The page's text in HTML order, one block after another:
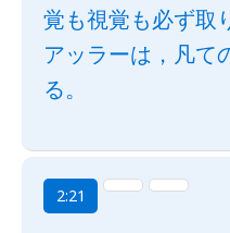
覚も視覚も必ず取
アッラーは，凡て
る。
2:21